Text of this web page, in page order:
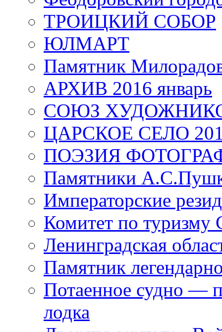
ТРОИЦКИЙ СОБОР
ЮЛМАРТ
Памятник
АРХИВ 2016 январь
СОЮЗ
ЦАРСКОЕ СЕЛО
ПОЭЗИЯ
Памятники
Императорские
Комитет по туризму
Ленинградская
Памятник
Потаенное судно —
лодка